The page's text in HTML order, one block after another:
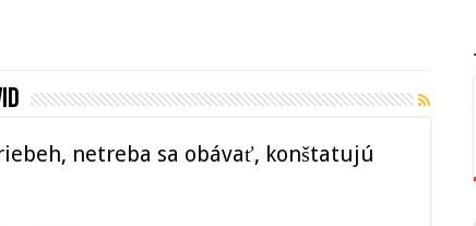
netreba sa obávať, konštatujú